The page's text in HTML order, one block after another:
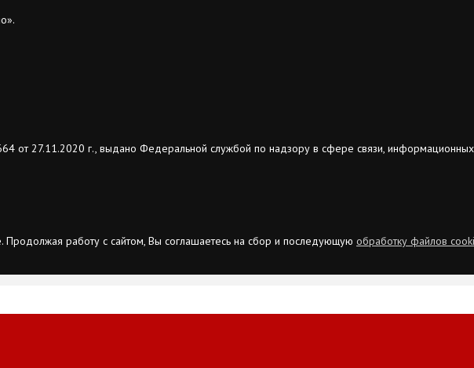
27.11.2020 г., выдано Федеральной службой по надзору в сфере связи, информационных
Продолжая работу с сайтом, Вы соглашаетесь на сбор и последующую обработку файлов